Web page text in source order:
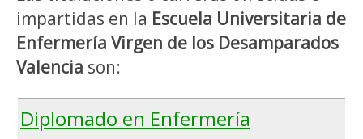
impartidas en la Escuela Universitaria de
Enfermería Virgen de los Desamparados
Valencia son:
Diplomado en Enfermería